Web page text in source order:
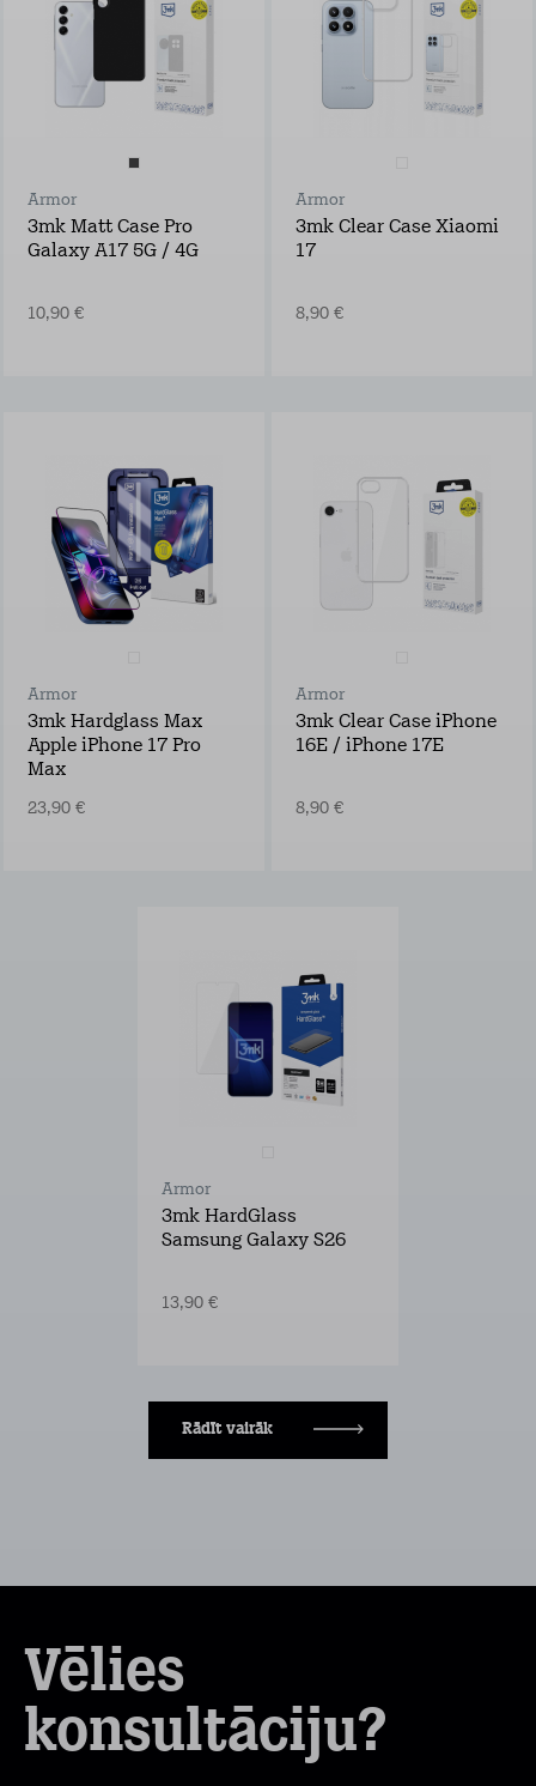
Armor
3mk Matt Case Pro
Galaxy A17 5G / 4G
10,90 €
Armor
3mk Clear Case Xiaomi
17
8,90 €
Armor
3mk Hardglass Max
Apple iPhone 17 Pro
Max
23,90 €
Armor
3mk Clear Case iPhone
16E / iPhone 17E
8,90 €
Armor
3mk HardGlass
Samsung Galaxy S26
13,90 €
Rādīt vairāk
Vēlies
konsultāciju?